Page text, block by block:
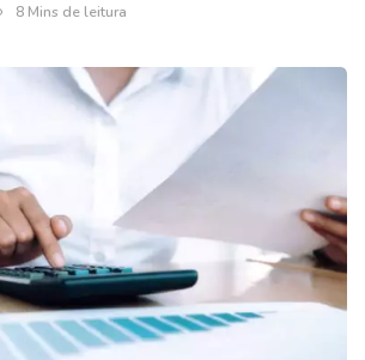
8 Mins de leitura